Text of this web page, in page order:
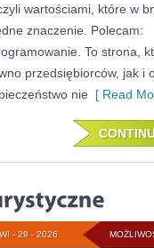
wartościami, które w
znaczenie. Polecam:
To strona,
przedsiębiorców, jak i
nie [ Read
- 29 - 2026